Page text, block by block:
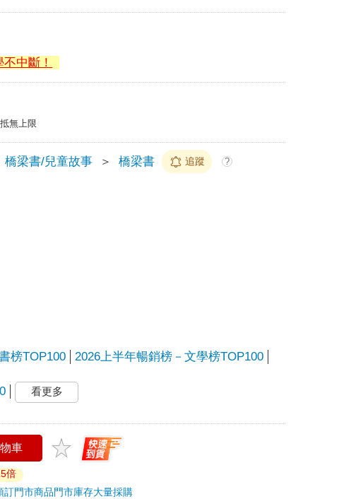
中斷！
無上限
橋梁書/兒童故事 ＞ 橋梁書 追蹤 ?
榜TOP100 2026上半年暢銷榜－文學榜TOP100
看更多
車
倍
訂門市商品門市庫存大量採購